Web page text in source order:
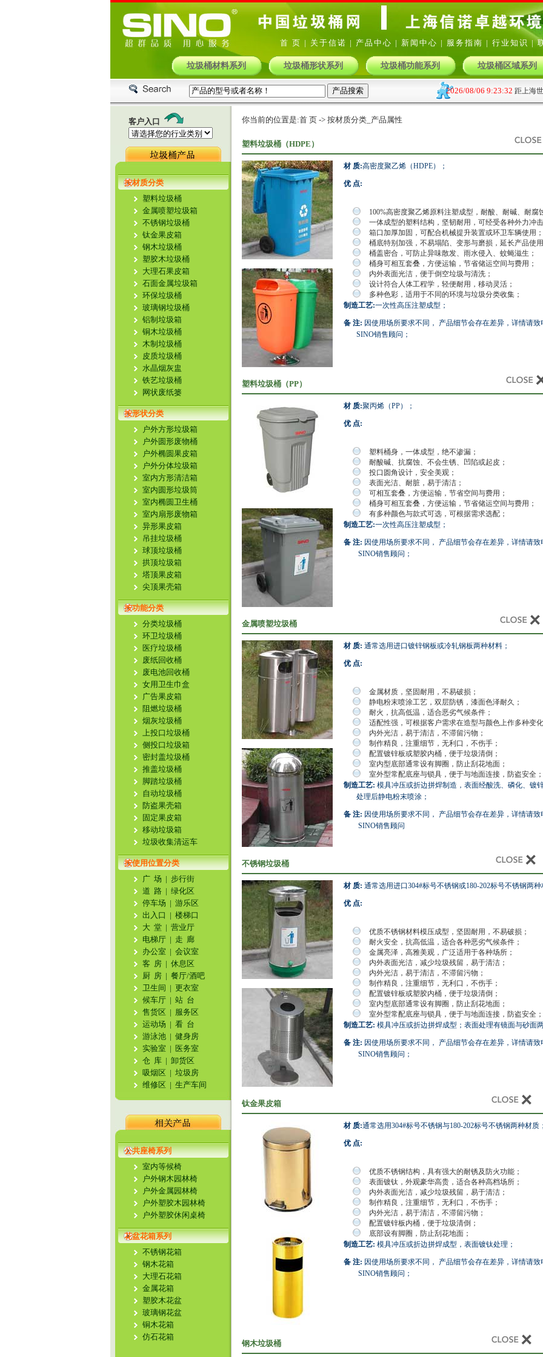
首 页 | 关于信诺 | 产品中心 | 新闻中心 | 服务指南 | 行业知识 |
垃圾桶材料系列 垃圾桶形状系列 垃圾桶功能系列 垃圾桶区域系列
客户入口
按材质分类
塑料垃圾桶
金属喷塑垃圾箱
不锈钢垃圾桶
钛金果皮箱
钢木垃圾桶
塑胶木垃圾桶
大理石果皮箱
石面金属垃圾箱
环保垃圾桶
玻璃钢垃圾桶
铝制垃圾箱
铜木垃圾桶
木制垃圾桶
皮质垃圾桶
水晶烟灰盅
铁艺垃圾桶
网状废纸篓
按形状分类
户外方形垃圾箱
户外圆形废物桶
户外椭圆果皮箱
户外分体垃圾箱
室内方形清洁箱
室内圆形垃圾筒
室内椭圆卫生桶
室内扇形废物箱
异形果皮箱
吊挂垃圾桶
球顶垃圾桶
拱顶垃圾箱
塔顶果皮箱
尖顶果壳箱
按功能分类
分类垃圾桶
环卫垃圾桶
医疗垃圾桶
废纸回收桶
废电池回收桶
女用卫生巾盒
广告果皮箱
阻燃垃圾桶
烟灰垃圾桶
上投口垃圾桶
侧投口垃圾箱
密封盖垃圾桶
推盖垃圾桶
脚踏垃圾桶
自动垃圾桶
防盗果壳箱
固定果皮箱
移动垃圾箱
垃圾收集清运车
按使用位置分类
广 场 | 步行街
道 路 | 绿化区
停车场 | 游乐区
出入口 | 楼梯口
大 堂 | 营业厅
电梯厅 | 走 廊
办公室 | 会议室
客 房 | 休息区
厨 房 | 餐厅/酒吧
卫生间 | 更衣室
候车厅 | 站 台
售货区 | 服务区
运动场 | 看 台
游泳池 | 健身房
实验室 | 医务室
仓 库 | 卸货区
吸烟区 | 垃圾房
维修区 | 生产车间
公共座椅系列
室内等候椅
户外钢木园林椅
户外金属园林椅
户外塑胶木园林椅
户外塑胶休闲桌椅
花盆花箱系列
不锈钢花箱
钢木花箱
大理石花箱
金属花箱
塑胶木花盆
玻璃钢花盆
铜木花箱
仿石花箱
你当前的位置是:首 页 -> 按材质分类_产品属性
塑料垃圾桶（HDPE）
材 质:高密度聚乙烯（HDPE）；
优 点:
100%高密度聚乙烯原料注塑成型，耐酸、耐碱、耐腐
一体成型的塑料结构，坚韧耐用，可经受各种外力冲
箱口加厚加固，可配合机械提升装置或环卫车辆使用；
桶底特别加强，不易塌陷、变形与磨损，延长产品使
桶盖密合，可防止异味散发、雨水侵入、蚊蝇滋生；
桶身可相互套叠，方便运输，节省储运空间与费用；
内外表面光洁，便于倒空垃圾与清洗；
设计符合人体工程学，轻便耐用，移动灵活；
多种色彩，适用于不同的环境与垃圾分类收集；
制造工艺:一次性高压注塑成型；
备 注: 因使用场所要求不同， 产品细节会存在差异，详情请致
SINO销售顾问；
塑料垃圾桶（PP）
材 质:聚丙烯（PP）；
优 点:
塑料桶身，一体成型，绝不渗漏；
耐酸碱、抗腐蚀、不会生锈、凹陷或起皮；
投口圆角设计，安全美观；
表面光洁、耐脏，易于清洁；
可相互套叠，方便运输，节省空间与费用；
桶身可相互套叠，方便运输，节省储运空间与费用；
有多种颜色与款式可选，可根据需求选配；
制造工艺:一次性高压注塑成型；
备 注: 因使用场所要求不同， 产品细节会存在差异，详情请致
SINO销售顾问；
金属喷塑垃圾桶
材 质: 通常选用进口镀锌钢板或冷轧钢板两种材料；
优 点:
金属材质，坚固耐用，不易破损；
静电粉末喷涂工艺，双层防锈，漆面色泽耐久；
耐火，抗高低温，适合恶劣气候条件；
适配性强，可根据客户需求在造型与颜色上作多种变
内外光洁，易于清洁，不滞留污物；
制作精良，注重细节，无利口，不伤手；
配置镀锌板或塑胶内桶，便于垃圾清倒；
室内型底部通常设有脚圈，防止刮花地面；
室外型常配底座与锁具，便于与地面连接，防盗安全；
制造工艺: 模具冲压或折边拼焊制造，表面经酸洗、磷化、镀
处理后静电粉末喷涂；
备 注: 因使用场所要求不同， 产品细节会存在差异，详情请致
SINO销售顾问
不锈钢垃圾桶
材 质: 通常选用进口304#标号不锈钢或180-202标号不锈钢两
优 点:
优质不锈钢材料模压成型，坚固耐用，不易破损；
耐火安全，抗高低温，适合各种恶劣气候条件；
金属亮泽，高雅美观，广泛适用于各种场所；
内外表面光洁，减少垃圾残留，易于清洁；
内外光洁，易于清洁，不滞留污物；
制作精良，注重细节，无利口，不伤手；
配置镀锌板或塑胶内桶，便于垃圾清倒；
室内型底部通常设有脚圈，防止刮花地面；
室外型常配底座与锁具，便于与地面连接，防盗安全；
制造工艺: 模具冲压或折边拼焊成型；表面处理有镜面与砂面
备 注: 因使用场所要求不同， 产品细节会存在差异，详情请致
SINO销售顾问；
钛金果皮箱
材 质:通常选用304#标号不锈钢与180-202标号不锈钢两种材质
优 点:
优质不锈钢结构，具有强大的耐锈及防火功能；
表面镀钛，外观豪华高贵，适合各种高档场所；
内外表面光洁，减少垃圾残留，易于清洁；
制作精良，注重细节，无利口，不伤手；
内外光洁，易于清洁，不滞留污物；
配置镀锌板内桶，便于垃圾清倒；
底部设有脚圈，防止刮花地面；
制造工艺: 模具冲压或折边拼焊成型，表面镀钛处理；
备 注: 因使用场所要求不同， 产品细节会存在差异，详情请致
SINO销售顾问；
钢木垃圾桶